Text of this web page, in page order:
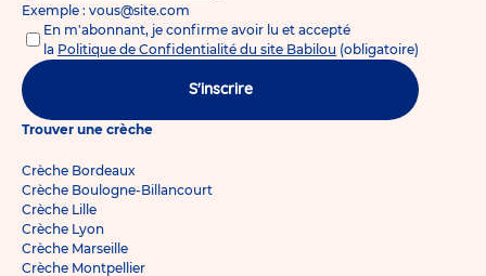
Exemple : vous@site.com
En m'abonnant, je confirme avoir lu et accepté
la Politique de Confidentialité du site Babilou (obligatoire)
S'inscrire
Trouver une crèche
Crèche Bordeaux
Crèche Boulogne-Billancourt
Crèche Lille
Crèche Lyon
Crèche Marseille
Crèche Montpellier